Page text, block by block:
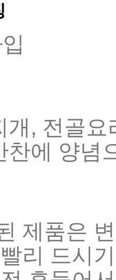
개, 전골
찬에 양념
제품은
리 드시